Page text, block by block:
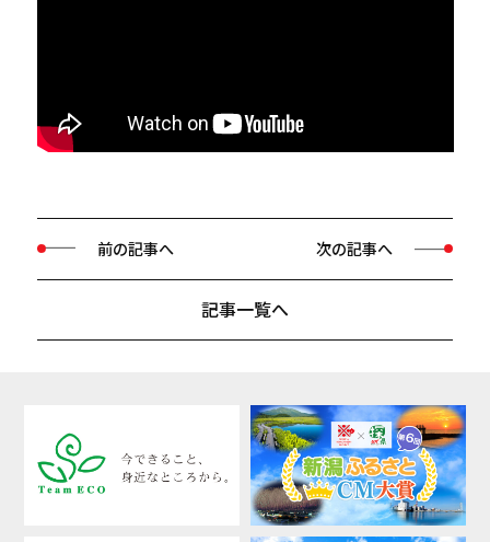
前の記事へ
記事一覧へ
次の記事へ